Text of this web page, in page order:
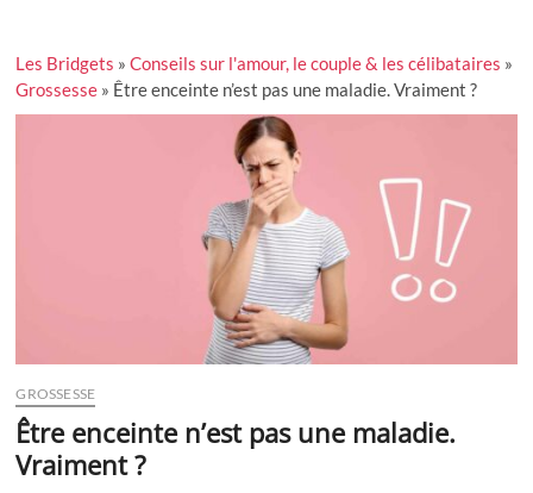
Les Bridgets »Conseils sur l'amour, le couple & les célibataires »
Grossesse » Être enceinte n’est pas une maladie. Vraiment ?
GROSSESSE
Être enceinte n’est pas une maladie.
Vraiment ?